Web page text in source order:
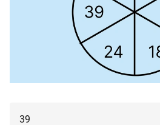
39